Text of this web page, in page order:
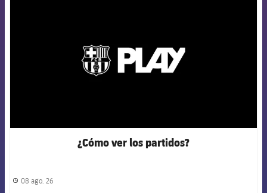
¿Cómo ver los partidos?
label.share.clock
08 ago. 26